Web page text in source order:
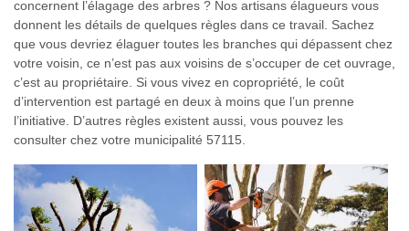
concernent l’élagage des arbres ? Nos artisans élagueurs vous
donnent les détails de quelques règles dans ce travail. Sachez
que vous devriez élaguer toutes les branches qui dépassent chez
votre voisin, ce n’est pas aux voisins de s’occuper de cet ouvrage,
c’est au propriétaire. Si vous vivez en copropriété, le coût
d’intervention est partagé en deux à moins que l’un prenne
l’initiative. D’autres règles existent aussi, vous pouvez les
consulter chez votre municipalité 57115.